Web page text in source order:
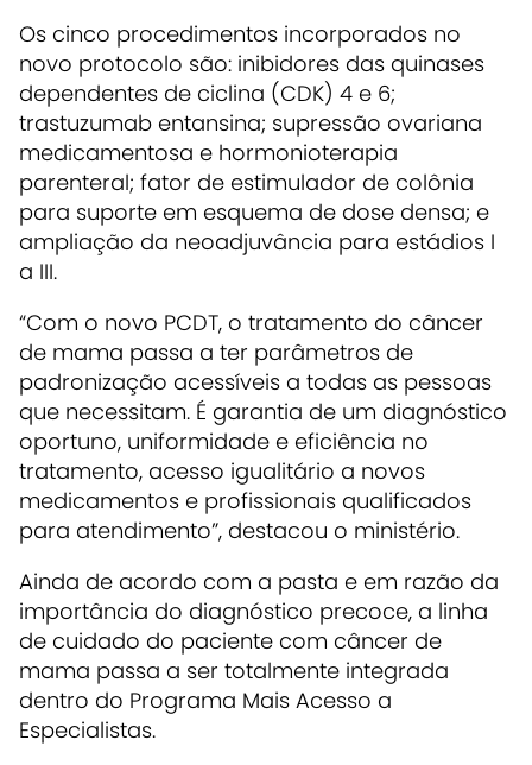
Os cinco procedimentos incorporados no
novo protocolo são: inibidores das quinases
dependentes de ciclina (CDK) 4 e 6;
trastuzumab entansina; supressão ovariana
medicamentosa e hormonioterapia
parenteral; fator de estimulador de colônia
para suporte em esquema de dose densa; e
ampliação da neoadjuvância para estádios I
a III.
“Com o novo PCDT, o tratamento do câncer
de mama passa a ter parâmetros de
padronização acessíveis a todas as pessoas
que necessitam. É garantia de um diagnóstico
oportuno, uniformidade e eficiência no
tratamento, acesso igualitário a novos
medicamentos e profissionais qualificados
para atendimento”, destacou o ministério.
Ainda de acordo com a pasta e em razão da
importância do diagnóstico precoce, a linha
de cuidado do paciente com câncer de
mama passa a ser totalmente integrada
dentro do Programa Mais Acesso a
Especialistas.